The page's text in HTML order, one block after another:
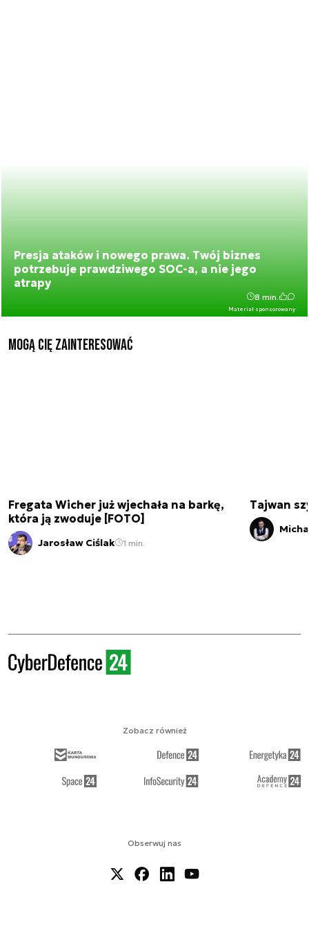
Presja ataków i nowego prawa. Twój biznes
potrzebuje prawdziwego SOC-a, a nie jego
atrapy
Materiał sponsorowany
8 min.
Mogą Cię zainteresować
Fregata Wicher już wjechała na barkę,
która ją zwoduje [FOTO]
Jarosław Ciślak 1 min.
Tajwan
Obserwuj nas
Zobacz również